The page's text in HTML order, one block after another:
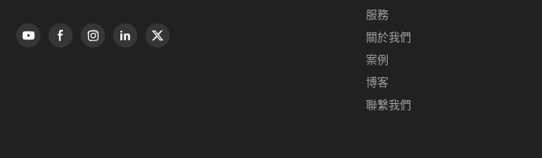
服務
關於我們
案例
博客
聯繫我們